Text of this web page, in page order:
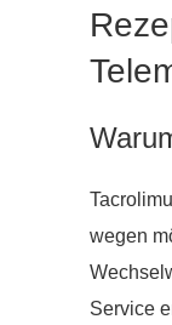
wegen
Service